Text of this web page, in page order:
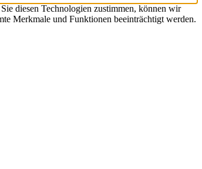
diesen Technologien zustimmen, können wir
Merkmale und Funktionen beeinträchtigt werden.